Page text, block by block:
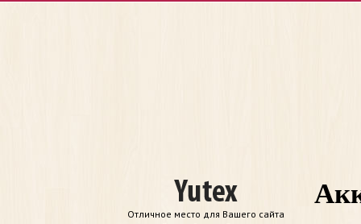
Отличное место для Вашего сайта